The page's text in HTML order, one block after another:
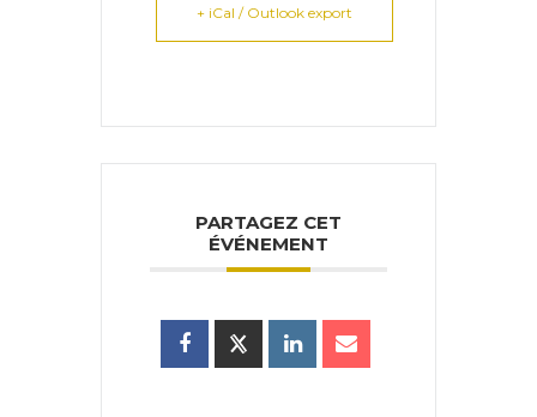
+ iCal / Outlook export
PARTAGEZ CET
ÉVÉNEMENT